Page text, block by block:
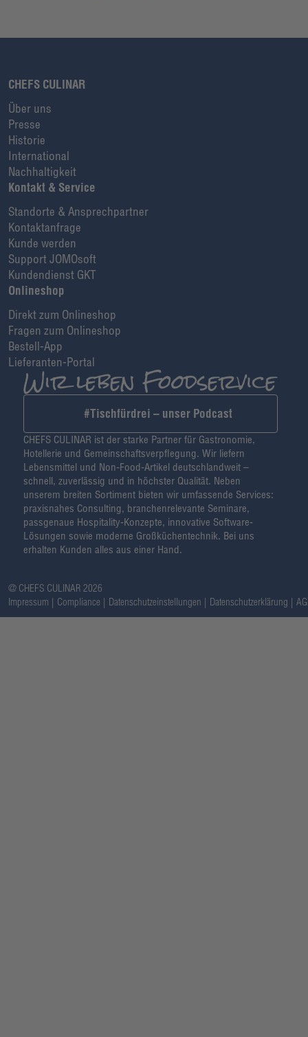
CHEFS CULINAR
Über uns
Presse
Historie
International
Nachhaltigkeit
Kontakt & Service
Standorte & Ansprechpartner
Kontaktanfrage
Kunde werden
Support JOMOsoft
Kundendienst GKT
Onlineshop
Direkt zum Onlineshop
Fragen zum Onlineshop
Bestell-App
Lieferanten-Portal
#Tischfürdrei – unser Podcast
CHEFS CULINAR ist der starke Partner für Gastronomie,
Hotellerie und Gemeinschaftsverpflegung. Wir liefern
Lebensmittel und Non-Food-Artikel deutschlandweit –
schnell, zuverlässig und in höchster Qualität. Neben
unserem breiten Sortiment bieten wir umfassende Services:
praxisnahes Consulting, branchenrelevante Seminare,
passgenaue Hospitality-Konzepte, innovative Software-
Lösungen sowie moderne Großküchentechnik. Bei uns
erhalten Kunden alles aus einer Hand.
@ CHEFS CULINAR 2026
Impressum
Compliance Datenschutzeinstellungen Datenschutzerklärung